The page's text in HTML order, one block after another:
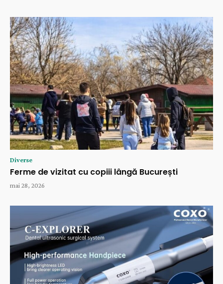
Diverse
Ferme de vizitat cu copiii lângă București
mai 28, 2026